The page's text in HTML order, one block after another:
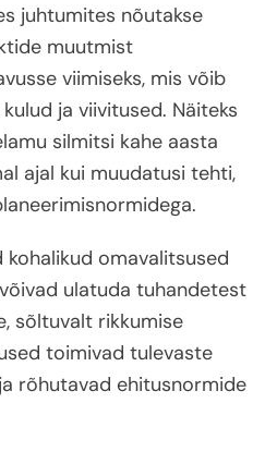
juhtumites nõutakse
muutmist
viimiseks, mis võib
ja viivitused. Näiteks
silmitsi kahe aasta
ajal kui muudatusi tehti,
omavalitsused
ulatuda tuhandetest
sõltuvalt rikkumise
toimivad tulevaste
rõhutavad ehitusnormide